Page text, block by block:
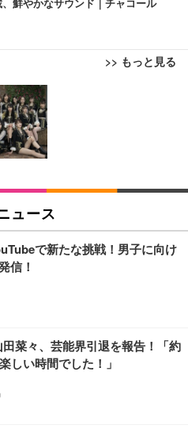
>> もっと見る
スチェア 椅子 テレワーク 疲れな
ムレスト コンパクト 約105度ロッ
子 360度回転 座面昇降 強化ナイロ
性メッシュ 在宅ワーク H-WY01
)
ィスチェア／デスクチェア メッシ
疲れない ブラック
ェア デスクチェア 疲れない テレ
バックレスト 30度ロッキング機
腰サポート 90度跳ね上げ式アーム
気性メッシュ ゲーミング/勉強/事
コンチェア (ブラック)
ェア デスクチェア 疲れない テレ
バックレスト 30度ロッキング機
腰サポート 90度跳ね上げ式アーム
けプレミアムモニター | FlexScan
型4K UHD・USB Type-C・ホワ
けプレミアムモニター | FlexScan
ミングモニター DualSense 充電
）
E2724HS 27インチ 液晶モニタ
）VA 非光沢 HDMI/DisplayP
ー内蔵 高さ調整 スイベル VESA対
ク ペットシーツ 薄型 レギュラー 1
ホワイト 300枚
ク ペットシーツ 厚型 ワイド 42枚
ト(吸収面:ライトブルー)
ネオ・オムツ L 中型犬用 26枚入
ートベーシック) 【Amazon.co.jp
アイリスオーヤマ ペットシーツ
ド 100枚入 (x 1) (ケース販売)
ュース
で新たな挑戦！男子に向け
信！
菜々、芸能界引退を報告！「約
しい時間でした！」